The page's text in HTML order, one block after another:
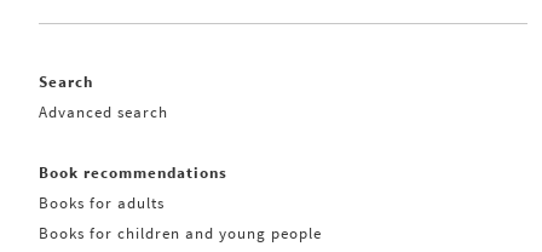
Search
Advanced search
Book recommendations
Books for adults
Books for children and young people